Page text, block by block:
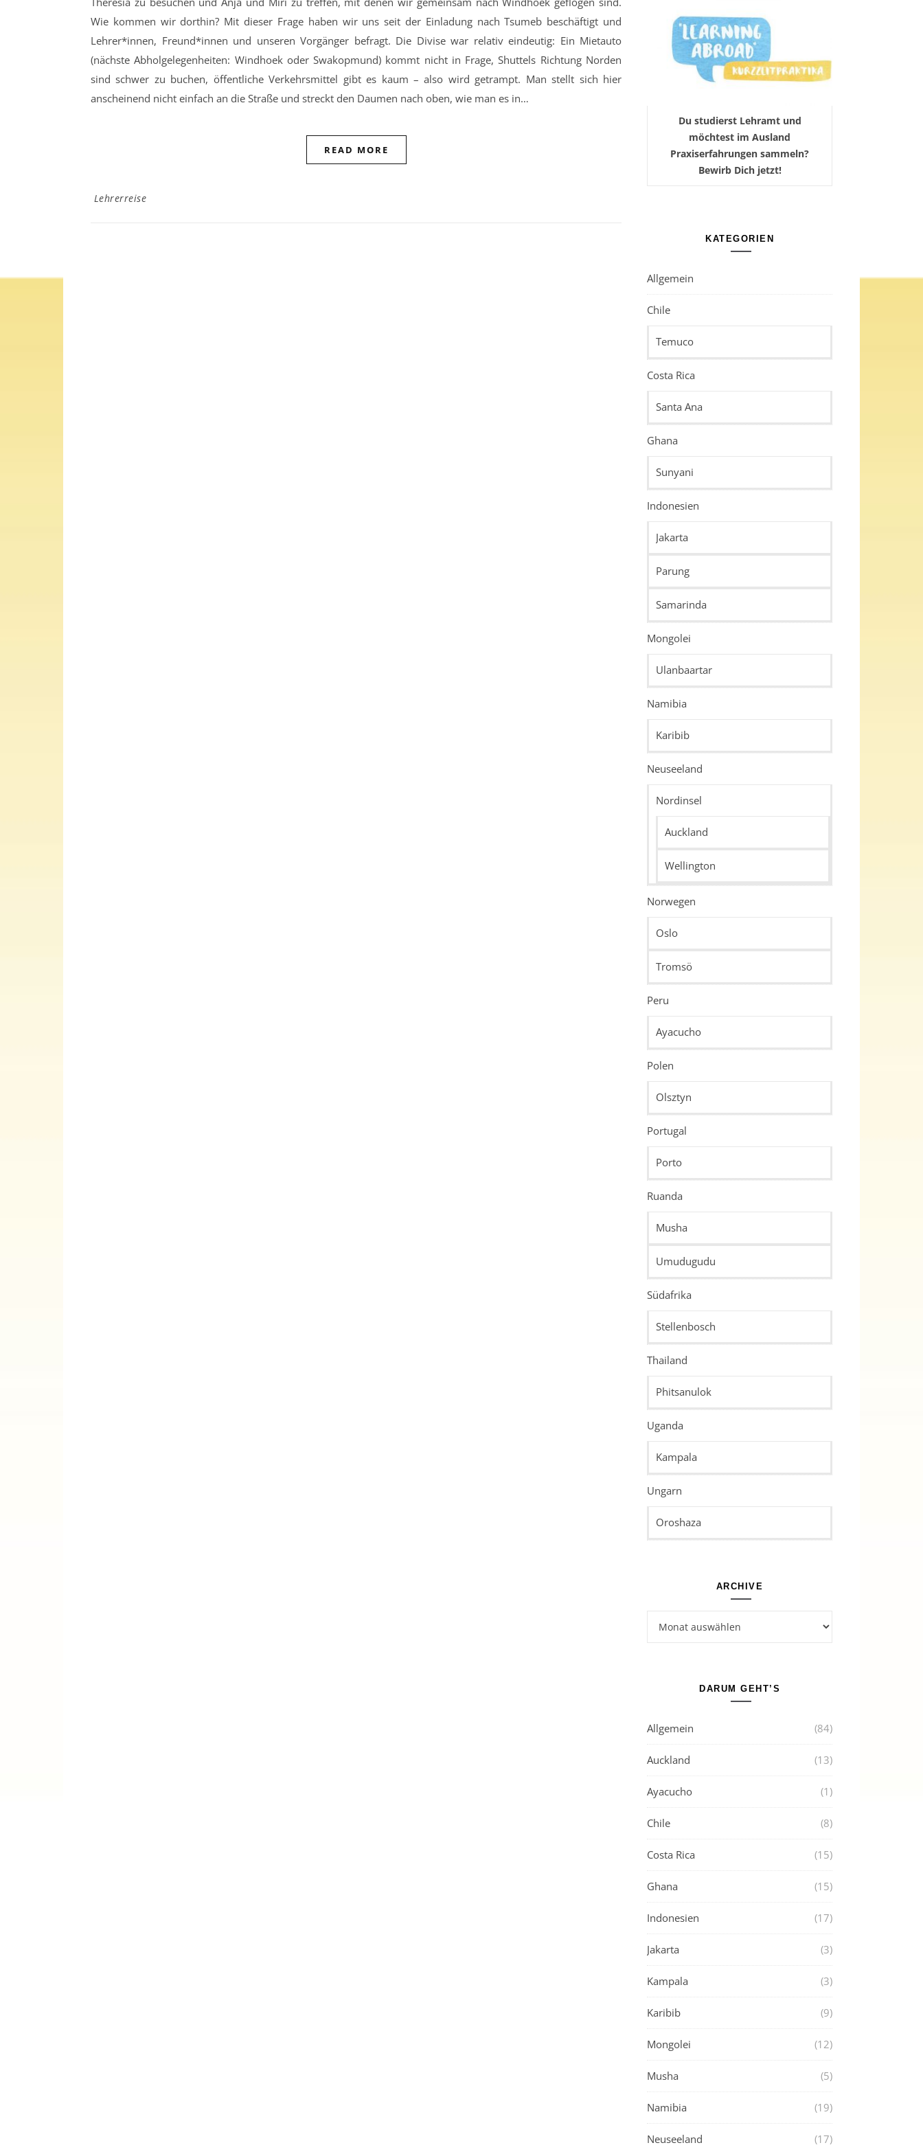
Wie kommen wir dorthin? Mit dieser Frage haben wir uns seit der Einladung nach Tsumeb beschäftigt und
Lehrer*innen, Freund*innen und unseren Vorgänger befragt. Die Divise war relativ eindeutig: Ein Mietauto
(nächste Abholgelegenheiten: Windhoek oder Swakopmund) kommt nicht in Frage, Shuttels Richtung Norden
sind schwer zu buchen, öffentliche Verkehrsmittel gibt es kaum – also wird getrampt. Man stellt sich hier
anscheinend nicht einfach an die Straße und streckt den Daumen nach oben, wie man es in…
READ MORE
Lehrerreise
Du studierst Lehramt und
möchtest im Ausland
Praxiserfahrungen sammeln?
Bewirb Dich jetzt!
KATEGORIEN
Allgemein
Chile
Temuco
Costa Rica
Santa Ana
Ghana
Sunyani
Indonesien
Jakarta
Parung
Samarinda
Mongolei
Ulanbaartar
Namibia
Karibib
Neuseeland
Nordinsel
Auckland
Wellington
Norwegen
Oslo
Tromsö
Peru
Ayacucho
Polen
Olsztyn
Portugal
Porto
Ruanda
Musha
Umudugudu
Südafrika
Stellenbosch
Thailand
Phitsanulok
Uganda
Kampala
Ungarn
Oroshaza
ARCHIVE
DARUM GEHT’S
Allgemein (84)
Auckland (13)
Ayacucho (1)
Chile (8)
Costa Rica (15)
Ghana (15)
Indonesien (17)
Jakarta (3)
Kampala (3)
Karibib (9)
Mongolei (12)
Musha (5)
Namibia (19)
Neuseeland (17)